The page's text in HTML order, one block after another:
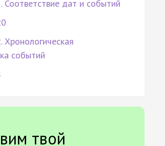
Соответствие дат и событий
Хронологическая
событий
твой